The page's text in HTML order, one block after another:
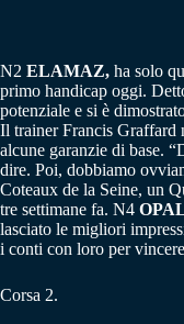
N2 ELAMAZ, ha solo
primo handicap oggi.
potenziale e si è
Il trainer Francis Graffard
alcune garanzie di base.
dire. Poi, dobbiamo
Coteaux de la Seine, un
tre settimane fa. N4
lasciato le migliori
i conti con loro per
Corsa 2.